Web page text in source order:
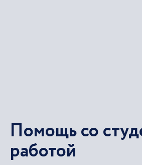
Помощь со
работой